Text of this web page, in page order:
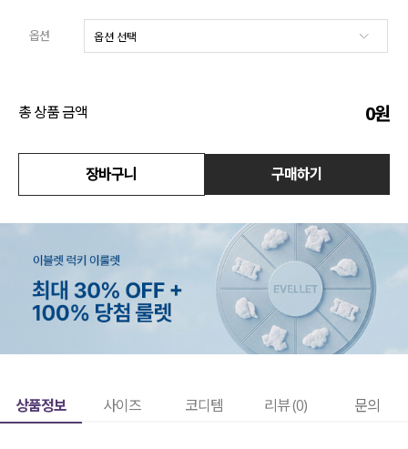
옵션
총 상품 금액 0원
장바구니 구매하기
상품정보 사이즈 코디템 리뷰 (0) 문의